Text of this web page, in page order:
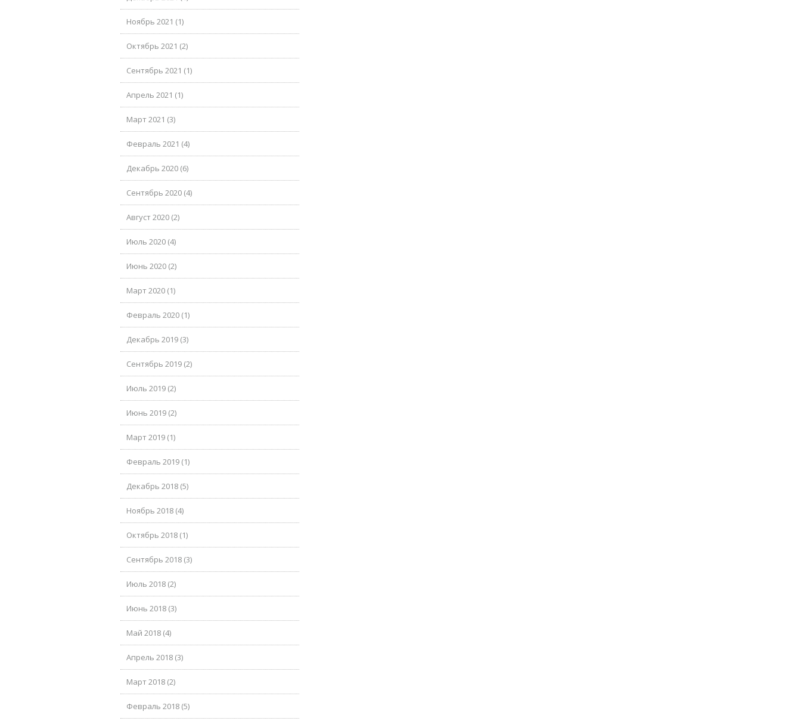
Ноябрь 2021 (1)
Октябрь 2021 (2)
Сентябрь 2021 (1)
Апрель 2021 (1)
Март 2021 (3)
Февраль 2021 (4)
Декабрь 2020 (6)
Сентябрь 2020 (4)
Август 2020 (2)
Июль 2020 (4)
Июнь 2020 (2)
Март 2020 (1)
Февраль 2020 (1)
Декабрь 2019 (3)
Сентябрь 2019 (2)
Июль 2019 (2)
Июнь 2019 (2)
Март 2019 (1)
Февраль 2019 (1)
Декабрь 2018 (5)
Ноябрь 2018 (4)
Октябрь 2018 (1)
Сентябрь 2018 (3)
Июль 2018 (2)
Июнь 2018 (3)
Май 2018 (4)
Апрель 2018 (3)
Март 2018 (2)
Февраль 2018 (5)